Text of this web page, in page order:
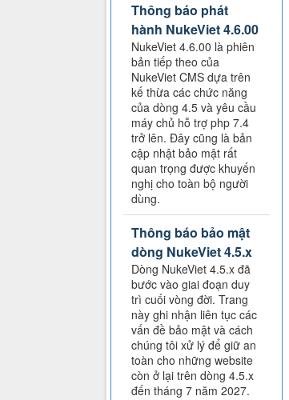
Thông báo phát
hành NukeViet 4.6.00
NukeViet 4.6.00 là phiên
bản tiếp theo của
NukeViet CMS dựa trên
kế thừa các chức năng
của dòng 4.5 và yêu cầu
máy chủ hỗ trợ php 7.4
trở lên. Đây cũng là bản
cập nhật bảo mật rất
quan trọng được khuyến
nghị cho toàn bộ người
dùng.
Thông báo bảo mật
dòng NukeViet 4.5.x
Dòng NukeViet 4.5.x đã
bước vào giai đoạn duy
trì cuối vòng đời. Trang
này ghi nhận liên tục các
vấn đề bảo mật và cách
chúng tôi xử lý để giữ an
toàn cho những website
còn ở lại trên dòng 4.5.x
đến tháng 7 năm 2027.